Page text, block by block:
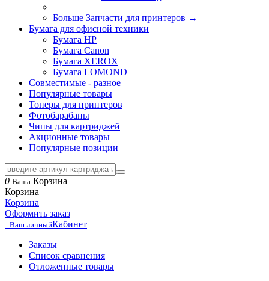
Больше Запчасти для принтеров →
Бумага для офисной техники
Бумага HP
Бумага Canon
Бумага XEROX
Бумага LOMOND
Совместимые - разное
Популярные товары
Тонеры для принтеров
Фотобарабаны
Чипы для картриджей
Акционные товары
Популярные позиции
0 Ваша Корзина
Корзина
Корзина
Оформить заказ
Ваш личныйКабинет
Заказы
Список сравнения
Отложенные товары